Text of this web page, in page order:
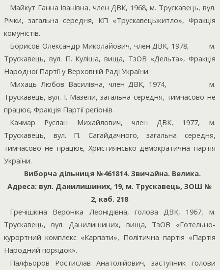
Майкут Ганна Іванівна, член ДВК, 1968, м. Трускавець, вул.
Річки, загальна середня, КП «Трускавецьжитло», Фракція
комуністів.
Борисов Олександр Миколайович, член ДВК, 1978,
м.
Трускавець, вул. П. Куліша, вища, ТзОВ «Дельта», Фракція
Народної Партії у Верховній Раді України.
Михаць Любов Василівна, член ДВК, 1974,
м.
Трускавець, вул. І. Мазепи, загальна середня, тимчасово не
працює, Фракція Партії регіонів.
Качмар Руслан Михайлович, член ДВК, 1977, м.
Трускавець, вул. П. Сагайдачного, загальна середня,
тимчасово не працює, Християнсько-демократична партія
України.
Виборча дільниця №461814. Звичайна. Велика.
Адреса: вул. Данилишиних, 19, м. Трускавець, ЗОШ №
2, каб. 218
Гречішкіна Вероніка Леонідівна, голова ДВК, 1967, м.
Трускавець, вул. Данилишиних, вища, ТзОВ «Готельно-
курортний комплекс «Карпати», Політична партія «Партія
Народний порядок».
Палфьоров Ростислав Анатолійович, заступник голови